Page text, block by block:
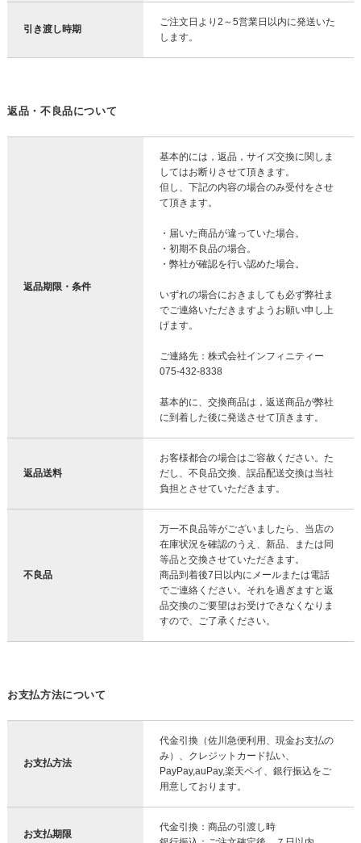
引き渡し時期
ご注文日より2～5営業日以内に発送いた
します。
返品・不良品について
返品期限・条件
基本的には，返品，サイズ交換に関しま
してはお断りさせて頂きます。
但し、下記の内容の場合のみ受付をさせ
て頂きます。
・届いた商品が違っていた場合。
・初期不良品の場合。
・弊社が確認を行い認めた場合。
いずれの場合におきましても必ず弊社ま
でご連絡いただきますようお願い申し上
げます。
ご連絡先：株式会社インフィニティー
075-432-8338
基本的に、交換商品は，返送商品が弊社
に到着した後に発送させて頂きます。
返品送料
お客様都合の場合はご容赦ください。た
だし、不良品交換、誤品配送交換は当社
負担とさせていただきます。
不良品
万一不良品等がございましたら、当店の
在庫状況を確認のうえ、新品、または同
等品と交換させていただきます。
商品到着後7日以内にメールまたは電話
でご連絡ください。それを過ぎますと返
品交換のご要望はお受けできなくなりま
すので、ご了承ください。
お支払方法について
お支払方法
代金引換（佐川急便利用、現金お支払の
み）、クレジットカード払い、
PayPay,auPay,楽天ペイ、銀行振込をご
用意しております。
お支払期限
代金引換：商品の引渡し時